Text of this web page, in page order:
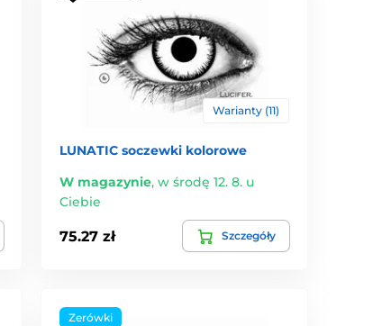
Warianty (11)
LUNATIC soczewki kolorowe
W magazynie,w środę 12. 8. u
Ciebie
75.27 zł Szczegóły
Zerówki